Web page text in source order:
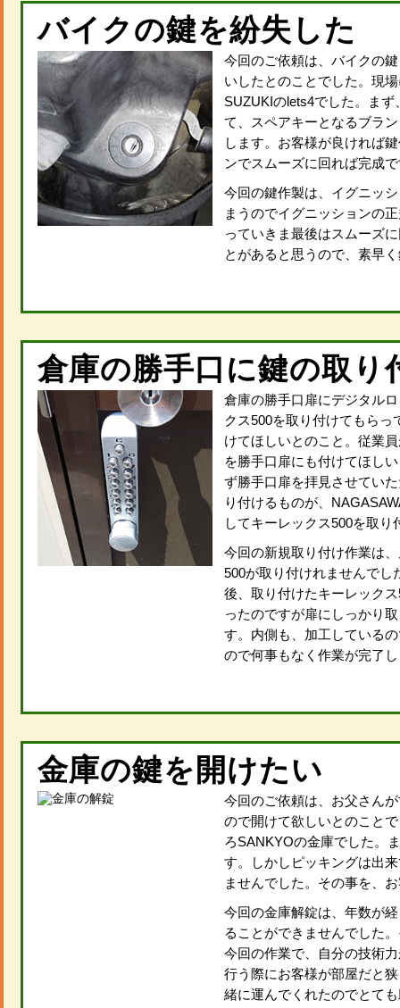
バイクの鍵を紛失した
今回のご依頼は、バイクの
いしたとのことでした。現
SUZUKIのlets4でした。ま
て、スペアキーとなるブラ
します。お客様が良ければ
ンでスムーズに回れば完成
今回の鍵作製は、イグニッ
まうのでイグニッションの
っていきま最後はスムーズ
とがあると思うので、素早
倉庫の勝手口に鍵の取り
倉庫の勝手口扉にデジタル
クス500を取り付けてもら
けてほしいとのこと。従業
を勝手口扉にも付けてほし
ず勝手口扉を拝見させてい
り付けるものが、
してキーレックス500を取り
今回の新規取り付け作業は
500が取り付けれませんでし
後、取り付けたキーレック
ったのですが扉にしっかり
す。内側も、加工している
ので何事もなく作業が完了
金庫の鍵を開けたい
今回のご依頼は、お父さん
ので開けて欲しいとのこと
ろSANKYOの金庫でした。
す。しかしピッキングは出
ませんでした。その事を、
今回の金庫解錠は、年数が
ることができませんでした
今回の作業で、自分の技術
行う際にお客様が部屋だと
緒に運んでくれたのでとて